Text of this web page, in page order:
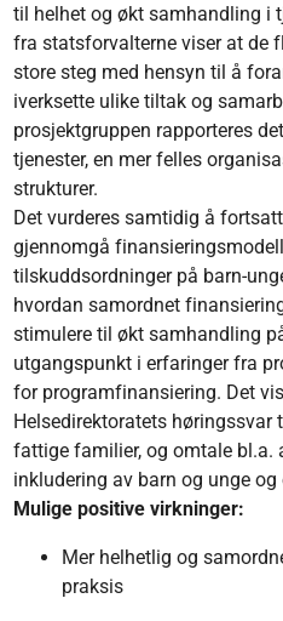
til helhet og økt samhandling i
fra statsforvalterne viser at de
store steg med hensyn til å
iverksette ulike tiltak og
prosjektgruppen rapporteres
tjenester, en mer felles
strukturer.
Det vurderes samtidig å
gjennomgå
tilskuddsordninger på barn-
hvordan samordnet
stimulere til økt samhandling
utgangspunkt i erfaringer fra
for programfinansiering. Det
Helsedirektoratets høringssvar
fattige familier, og omtale bl.a.
inkludering av barn og unge
Mulige positive virkninger:
Mer helhetlig og
praksis